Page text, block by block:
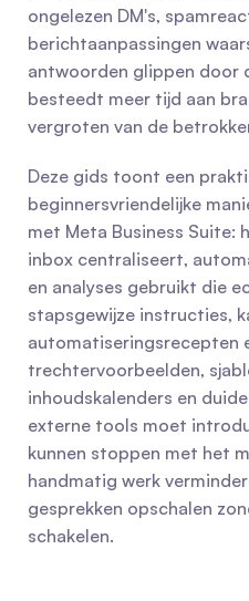
ongelezen DM's,
berichtaanpassingen
antwoorden glippen door
besteedt meer tijd aan
vergroten van de
Deze gids toont een
beginnersvriendelijke
met Meta Business Suite:
inbox centraliseert,
en analyses gebruikt die
stapsgewijze instructies,
automatiseringsrecepten
trechtervoorbeelden,
inhoudskalenders en
externe tools moet
kunnen stoppen met het
handmatig werk
gesprekken opschalen
schakelen.